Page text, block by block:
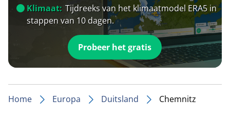
Klimaat: Tijdreeks van het klimaatmodel ERA5 in
stappen van 10 dagen.
Probeer het gratis
Home Europa Duitsland Chemnitz